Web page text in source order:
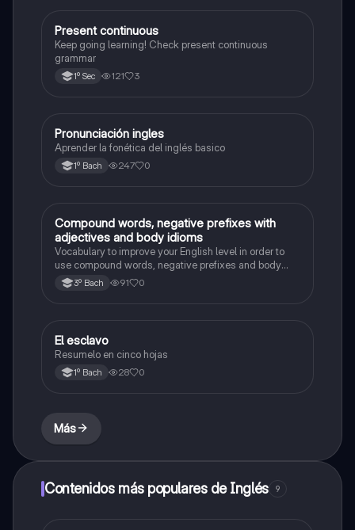
Inglés
Present continuous
Keep going learning! Check present continuous
grammar
1º Sec 121 3
Inglés
Pronunciación ingles
Aprender la fonética del inglés basico
1º Bach 247 0
Inglés
Compound words, negative prefixes with
adjectives and body idioms
Vocabulary to improve your English level in order to
use compound words, negative prefixes and body
idioms3º Bach 91 0
Literatura
El esclavo
Resumelo en cinco hojas
1º Bach 28 0
Más
Contenidos más populares de Inglés 9